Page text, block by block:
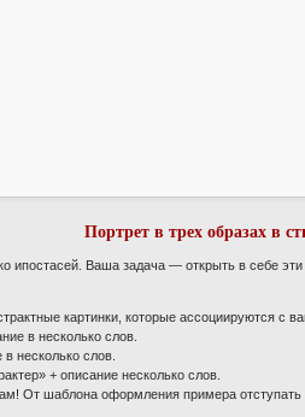
Портрет в трех образах в
ипостасей. Ваша задача — открыть в себе
картинки, которые ассоциируются с
в несколько слов.
несколько слов.
+ описание несколько слов.
От шаблона оформления примера отступать